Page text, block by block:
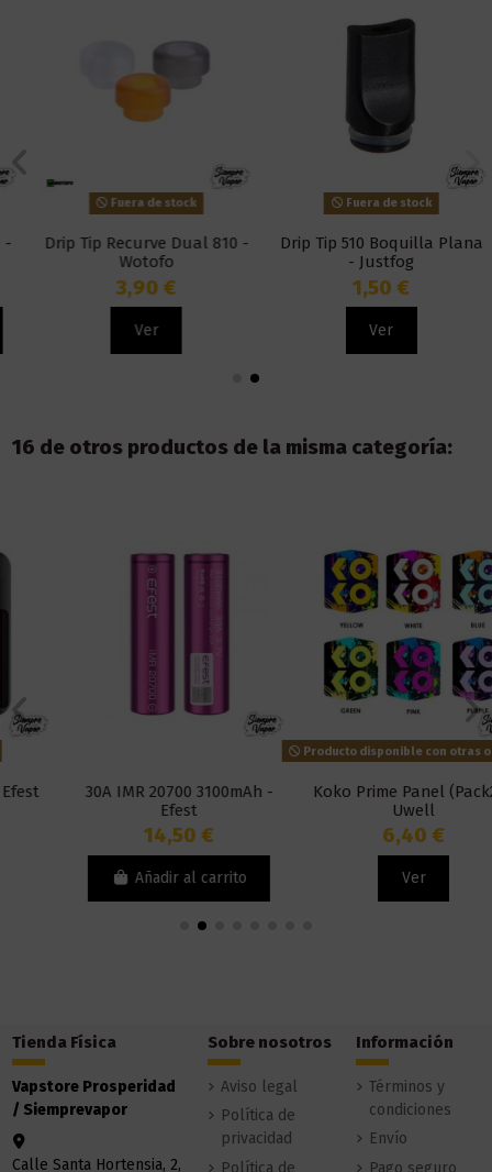
Fuera de stock
Drip Tip Recurve Dual 810 -
Wotofo
3,90 €
Ver
Fuera de stock
Drip Tip 510 Boquilla Plana
- Justfog
1,50 €
Ver
16 de otros productos de la misma categoría:
30A IMR 20700 3100mAh -
14,50 €
Añadir al carrito
Producto disponible con otras opciones
Koko Prime Panel (Pack2) -
6,40 €
Tienda Física
Vapstore Prosperidad
/ Siemprevapor
Calle Santa Hortensia, 2,
Sobre nosotros
Aviso legal
Política de
privacidad
Política de
Información
Términos y
condiciones
Envío
Pago seguro